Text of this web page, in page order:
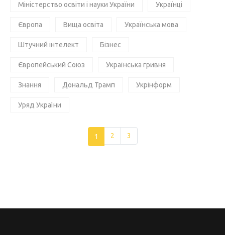
Міністерство освіти і науки України Українці
Європа Вища освіта Українська мова
Штучний інтелект Бізнес
Європейський Союз Українська гривня
Знання Дональд Трамп Укрінформ
Уряд України
1 2 3